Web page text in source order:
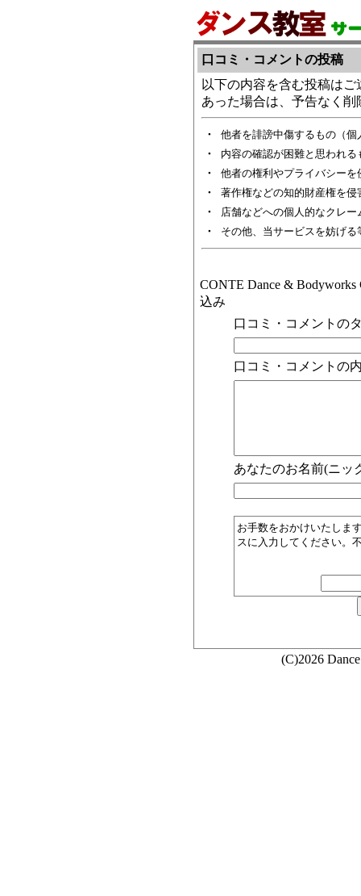
口コミ・コメントの投稿
以下の内容を含む投稿は
あった場合は、予告なく削
・
他者を誹謗中傷するもの（
・
内容の確認が困難と思われ
・
他者の権利やプライバシーを
・
著作権などの知的財産権を侵
・
店舗などへの個人的なクレ
・
その他、当サービスを妨げ
CONTE Dance &
込み
口コミ・コメントの
口コミ・コメントの
あなたのお名前(ニッ
お手数をおかけいたしま
スに入力してください。
(C)2026